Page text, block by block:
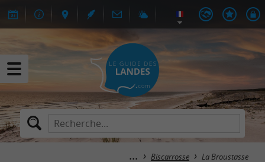
Biscarrosse La Broustasse